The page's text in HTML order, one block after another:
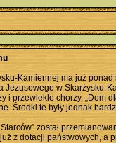
Kamiennej ma już
Jezusowego w Skarżysku-
i przewlekle chorzy. „Dom
Środki te były jednak
został
z dotacji państwowych,